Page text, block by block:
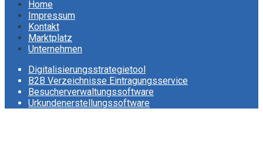
Home
Impressum
Kontakt
Marktplatz
Unternehmen
Digitalisierungsstrategietool
B2B Verzeichnisse Eintragungsservice
Besucherverwaltungssoftware
Urkundenerstellungssoftware